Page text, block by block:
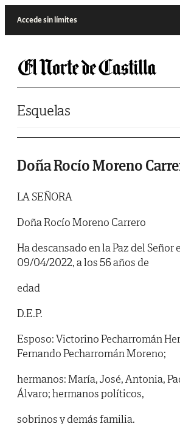
Accede sin límites
Esquelas
Doña Rocío Moreno
LA SEÑORA
Doña Rocío Moreno Carrero
Ha descansado en la Paz del Señor
09/04/2022, a los 56 años de
edad
D.E.P.
Esposo: Victorino Pecharromán
Fernando Pecharromán Moreno;
hermanos: María, José, Antonia,
Álvaro; hermanos políticos,
sobrinos y demás familia.